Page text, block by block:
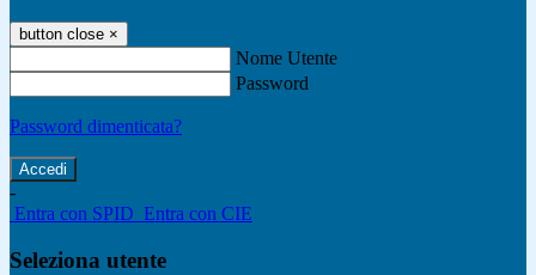
button close ×
Nome Utente
Password
Password dimenticata?
-
Entra con SPID Entra con CIE
Seleziona utente